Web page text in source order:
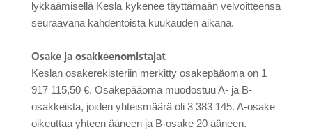
lykkäämisellä Kesla kykenee täyttämään velvoitteensa
seuraavana kahdentoista kuukauden aikana.
Osake ja osakkeenomistajat
Keslan osakerekisteriin merkitty osakepääoma on 1
917 115,50 €. Osakepääoma muodostuu A- ja B-
osakkeista, joiden yhteismäärä oli 3 383 145. A-osake
oikeuttaa yhteen ääneen ja B-osake 20 ääneen.